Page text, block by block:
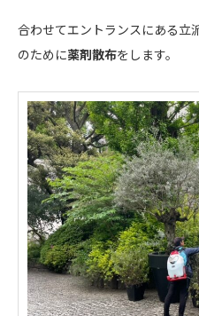
合わせてエントランスにある立
のために薬剤散布をします。